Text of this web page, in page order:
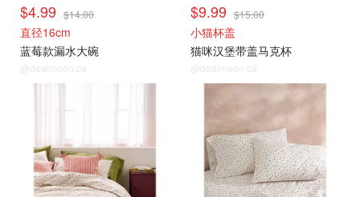
$4.99 $14.00
直径16cm
蓝莓款漏水大碗
@dealmoon.ca
$9.99 $15.00
小猫杯盖
猫咪汉堡带盖马克杯
@dealmoon.ca